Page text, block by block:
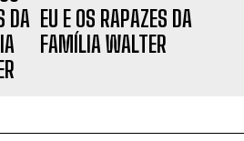
EU E OS RAPAZES DA
FAMÍLIA WALTER